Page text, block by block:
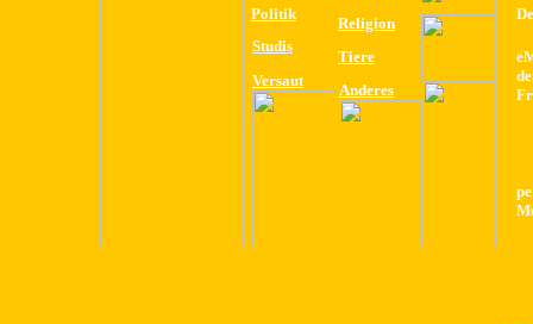
Politik
Religion
Studis
Tiere
Versaut
Anderes